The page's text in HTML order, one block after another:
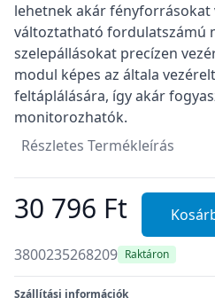
lehetnek akár
változtatható fordulatszámú
szelepállásokat precízen
modul képes az általa
feltáplálására, így akár
monitorozhatók.
Részletes Termékleírás
30 796 Ft
3800235268209 Raktáron
Szállítási információk